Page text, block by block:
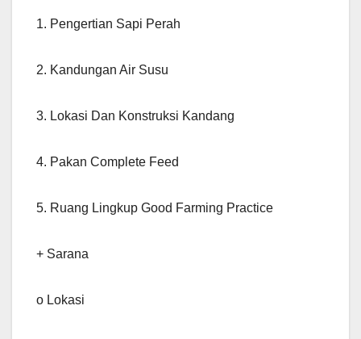
1. Pengertian Sapi Perah
2. Kandungan Air Susu
3. Lokasi Dan Konstruksi Kandang
4. Pakan Complete Feed
5. Ruang Lingkup Good Farming Practice
+ Sarana
o Lokasi